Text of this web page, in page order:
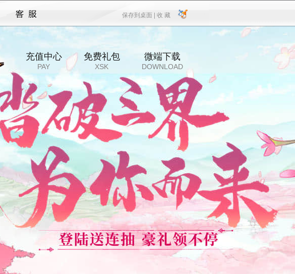
保存到桌面 |
保存到桌面 收 藏
收 藏
充值中心
PAY
免费礼包
XSK
微端下载
DOWNLOAD